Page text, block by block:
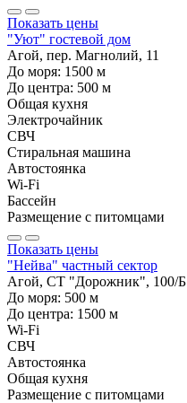
Показать цены
"Уют" гостевой дом
Агой, пер. Магнолий, 11
До моря: 1500 м
До центра: 500 м
Общая кухня
Электрочайник
СВЧ
Стиральная машина
Автостоянка
Wi-Fi
Бассейн
Размещение с питомцами
Показать цены
"Нейва" частный сектор
Агой, СТ "Дорожник", 100/Б
До моря: 500 м
До центра: 1500 м
Wi-Fi
СВЧ
Автостоянка
Общая кухня
Размещение с питомцами